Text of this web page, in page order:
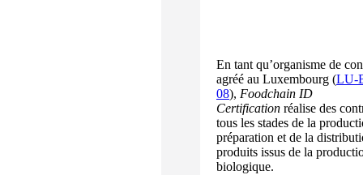
En tant qu’organisme de
agréé au Luxembourg (LU-
08), Foodchain ID
Certification réalise des
tous les stades de la
préparation et de la
produits issus de la
biologique.